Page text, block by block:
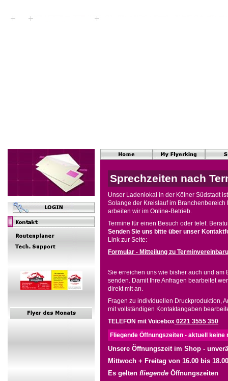
Sprechzeiten nach
Unser Ladenlokal in der Kölner Südstadt
Solange der Kreislauf im Branchenbereich
arbeiten wir im Online-Betrieb.
Termine für einen Besuch oder telef.
Senden Sie uns bitte über unser
Link zur Seite:
Formular - Mitteilung zu
Sie erreichen uns wie bisher auch und
senden. Damit Ihre Anfragen bearbeitet
direkt mit an.
Fragen zu individuellen Druckproduktion,
mit vollständigen Kontaktangaben
TELEFON mit Voicebox 0221 3555 350
Fliegende Öffnungszeiten - aktuell
Unsere Öffnungszeit im Shop -
Mittwoch + Freitag von 16.00 bis
Es gelten fliegende Öffnungszeiten